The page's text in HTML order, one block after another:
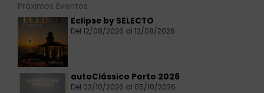
Próximos Eventos
Eclipse by SELECTO
Del 12/08/2026 al 12/08/2026
autoClássico Porto 2026
Del 02/10/2026 al 05/10/2026